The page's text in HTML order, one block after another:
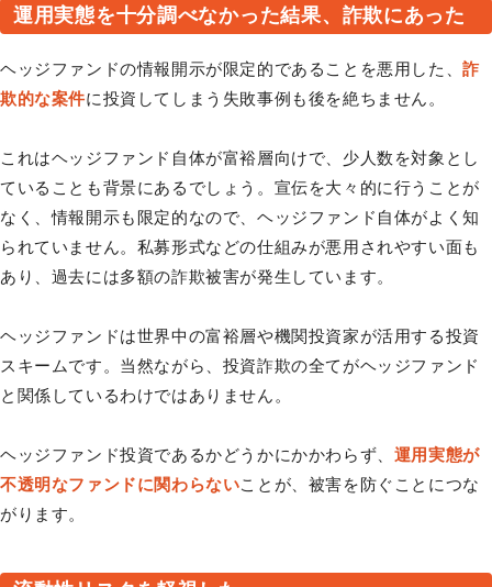
運用実態を十分調べなかった結果、詐欺にあった
ヘッジファンドの情報開示が限定的であることを悪用した、詐
欺的な案件に投資してしまう失敗事例も後を絶ちません。
これはヘッジファンド自体が富裕層向けで、少人数を対象とし
ていることも背景にあるでしょう。宣伝を大々的に行うことが
なく、情報開示も限定的なので、ヘッジファンド自体がよく知
られていません。私募形式などの仕組みが悪用されやすい面も
あり、過去には多額の詐欺被害が発生しています。
ヘッジファンドは世界中の富裕層や機関投資家が活用する投資
スキームです。当然ながら、投資詐欺の全てがヘッジファンド
と関係しているわけではありません。
ヘッジファンド投資であるかどうかにかかわらず、 運用実態が
不透明なファンドに関わらないことが、被害を防ぐことにつな
がります。